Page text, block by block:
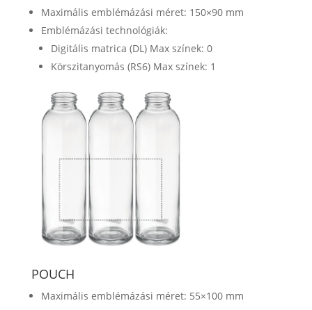
Maximális emblémázási méret: 150×90 mm
Emblémázási technológiák:
Digitális matrica (DL) Max színek: 0
Körszitanyomás (RS6) Max színek: 1
POUCH
Maximális emblémázási méret: 55×100 mm